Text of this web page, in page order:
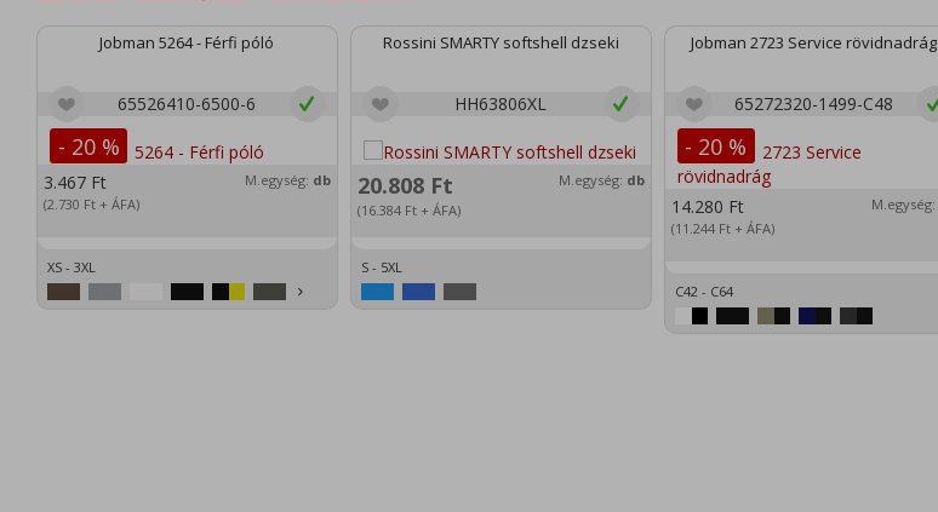
Jobman 5264 - Férfi póló
65526410-6500-6
- 20 %
3.467 Ft
(2.730 Ft + ÁFA)
M.egység: db
XS - 3XL
Rossini SMARTY softshell dzseki
HH63806XL
20.808 Ft
(16.384 Ft+ ÁFA)
M.egység: db
S - 5XL
Jobman 2723 Service rövidnadrág
65272320-1499-C48
- 20 %
14.280 Ft
(11.244 Ft+ ÁFA)
M.egység:
C42 - C64